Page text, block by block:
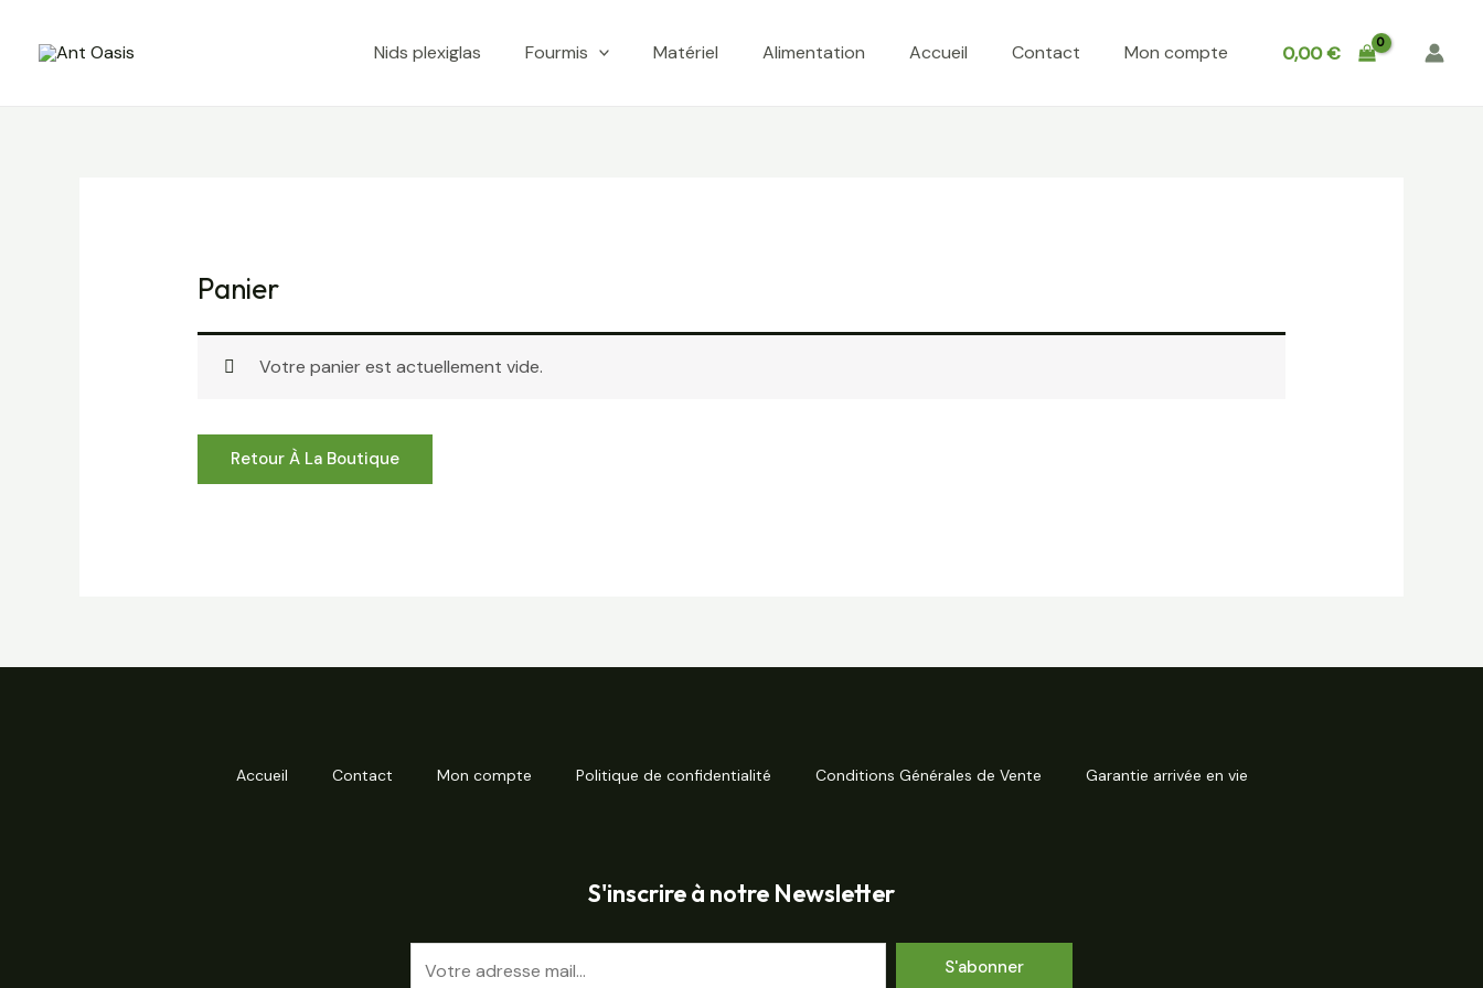
Nids plexiglas Fourmis Matériel Alimentation Accueil Contact Mon compte 0,00€
Panier
Votre panier est actuellement vide.
Retour À La Boutique
Accueil Contact Mon compte Politique de confidentialité Conditions Générales de Vente Garantie arrivée en vie
S'inscrire à notre Newsletter
S'abonner